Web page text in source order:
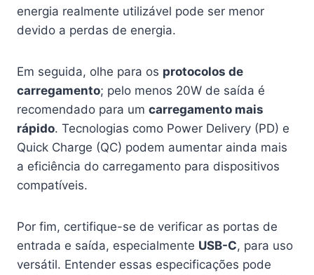
energia realmente utilizável pode ser menor
devido a perdas de energia.
Em seguida, olhe para os protocolos de
carregamento; pelo menos 20W de saída é
recomendado para um carregamento mais
rápido. Tecnologias como Power Delivery (PD) e
Quick Charge (QC) podem aumentar ainda mais
a eficiência do carregamento para dispositivos
compatíveis.
Por fim, certifique-se de verificar as portas de
entrada e saída, especialmente USB-C, para uso
versátil. Entender essas especificações pode